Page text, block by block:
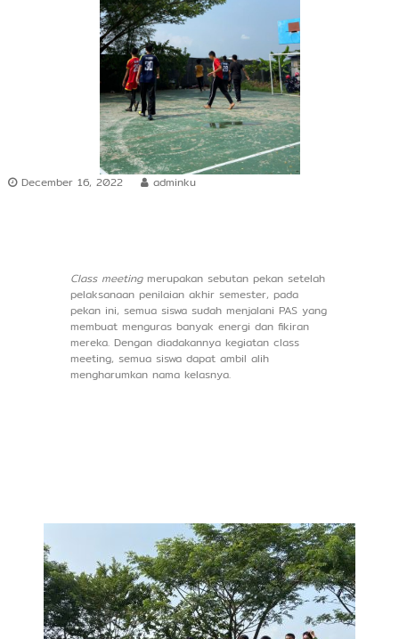
s
h
i
p
December 16, 2022 adminku
Class meetingmerupakan sebutan pekan setelah
pelaksanaan penilaian akhir semester, pada
pekan ini, semua siswa sudah menjalani PAS yang
membuat menguras banyak energi dan fikiran
mereka. Dengan diadakannya kegiatan class
meeting, semua siswa dapat ambil alih
mengharumkan nama kelasnya.